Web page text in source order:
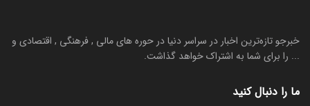
خبرجو تازه‌ترین اخبار در سراسر دنیا در حوره های مالی , فرهنگی , اقتصادی و
... را برای شما به اشتراک خواهد گذاشت.
ما را دنبال کنید